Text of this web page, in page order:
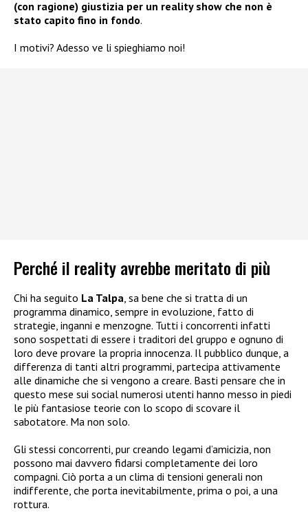
(con ragione) giustizia per un reality show che non è
stato capito fino in fondo.
I motivi? Adesso ve li spieghiamo noi!
Perché il reality avrebbe meritato di più
Chi ha seguito La Talpa, sa bene che si tratta di un
programma dinamico, sempre in evoluzione, fatto di
strategie, inganni e menzogne. Tutti i concorrenti infatti
sono sospettati di essere i traditori del gruppo e ognuno di
loro deve provare la propria innocenza. Il pubblico dunque, a
differenza di tanti altri programmi, partecipa attivamente
alle dinamiche che si vengono a creare. Basti pensare che in
questo mese sui social numerosi utenti hanno messo in piedi
le più fantasiose teorie con lo scopo di scovare il
sabotatore. Ma non solo.
Gli stessi concorrenti, pur creando legami d’amicizia, non
possono mai davvero fidarsi completamente dei loro
compagni. Ciò porta a un clima di tensioni generali non
indifferente, che porta inevitabilmente, prima o poi, a una
rottura.